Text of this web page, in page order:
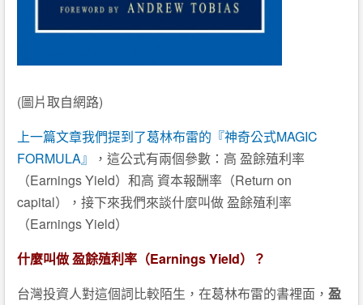
(圖片取自網路)
上一篇文章我們提到了葛林布雷的『神奇公式MAGIC
FORMULA』
，這公式有兩個參數：高 盈餘殖利率
（Earnings Yield）和高 資本報酬率（Return on
capital），接下來我們來談什麼叫做 盈餘殖利率
（Earnings Yield）
什麼叫做 盈餘殖利率（Earnings Yield）？
台灣投資人對這個詞比較陌生，在葛林布雷的書裡面， 盈